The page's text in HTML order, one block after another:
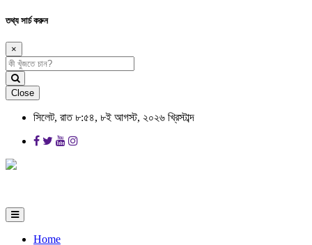
তথ্য সার্চ করুন
×
Close
সিলেট, রাত ৮:৫৪, ৮ই আগস্ট, ২০২৬ খ্রিস্টাব্দ
Home